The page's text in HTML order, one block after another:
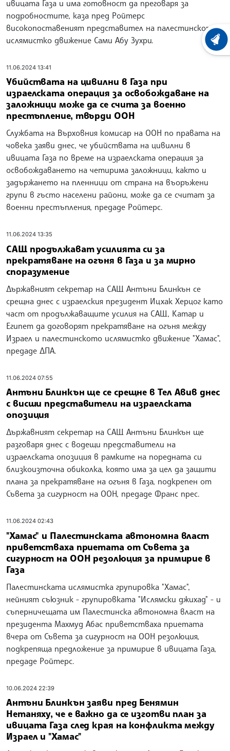
ивицата Газа и има готовност да преговаря за
подробностите, каза пред Ройтерс
високопоставеният представител на палестинското
ислямистко движение Сами Абу Зухри.
11.06.2024 13:41
Убийствата на цивилни в Газа при
израелската операция за освобождаване на
заложници може да се счита за военно
престъпление, твърди ООН
Службата на Върховния комисар на ООН по правата на
човека заяви днес, че убийствата на цивилни в
ивицата Газа по време на израелската операция за
освобождаването на четирима заложници, както и
задържането на пленници от страна на въоръжени
групи в гъсто населени райони, може да се считат за
военни престъпления, предаде Ройтерс.
11.06.2024 13:35
САЩ продължават усилията си за
прекратяване на огъня в Газа и за мирно
споразумение
Държавният секретар на САЩ Антъни Блинкън се
срещна днес с израелския президент Ицхак Херцог като
част от продължаващите усилия на САЩ, Катар и
Египет да договорят прекратяване на огъня между
Израел и палестинското ислямистко движение "Хамас",
предаде ДПА.
11.06.2024 07:55
Антъни Блинкън ще се срещне в Тел Авив днес
с висши представители на израелската
опозиция
Държавният секретар на САЩ Антъни Блинкън ще
разговаря днес с водещи представители на
израелската опозиция в рамките на поредната си
близкоизточна обиколка, която има за цел да защити
плана за прекратяване на огъня в Газа, подкрепен от
Съвета за сигурност на ООН, предаде Франс прес.
11.06.2024 02:43
"Хамас" и Палестинската автономна власт
приветстваха приетата от Съвета за
сигурност на ООН резолюция за примирие в
Газа
Палестинската ислямистка групировка "Хамас",
нейният съюзник - групировката "Ислямски джихад" - и
съперничещата им Палестинска автономна власт на
президента Махмуд Абас приветстваха приетата
вчера от Съвета за сигурност на ООН резолюция,
подкрепяща предложение за примирие в ивицата Газа,
предаде Ройтерс.
10.06.2024 22:39
Антъни Блинкън заяви пред Бенямин
Нетаняху, че е важно да се изготви план за
ивицата Газа след края на конфликта между
Израел и "Хамас"